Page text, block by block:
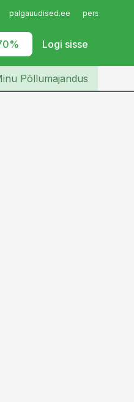
palgauudised.ee
Logi sisse
Põllumajandus